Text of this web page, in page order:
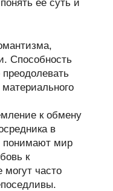
ее суть и
Способность
к обмену
в
понимают мир
к
часто